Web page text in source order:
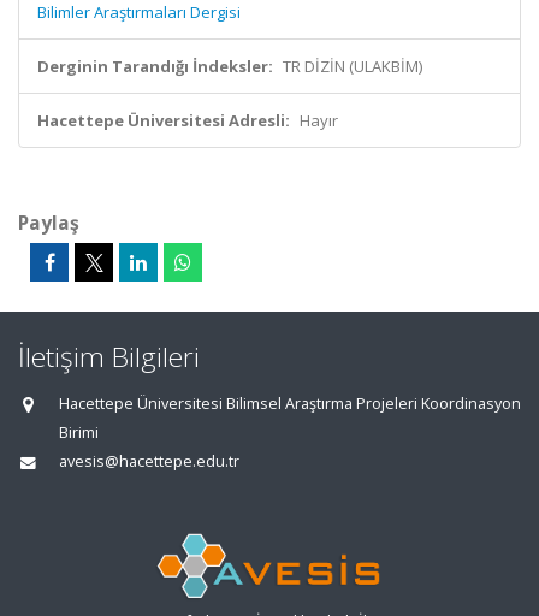
Bilimler Araştırmaları Dergisi
Derginin Tarandığı İndeksler: TR DİZİN (ULAKBİM)
Hacettepe Üniversitesi Adresli: Hayır
Paylaş
İletişim Bilgileri
Hacettepe Üniversitesi Bilimsel Araştırma Projeleri Koordinasyon
Birimi
avesis@hacettepe.edu.tr